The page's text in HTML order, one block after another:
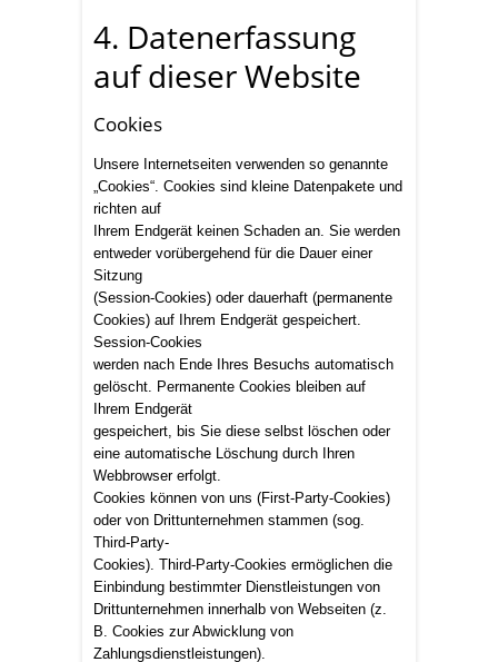
4. Datenerfassung
auf dieser Website
Cookies
Unsere Internetseiten verwenden so genannte
„Cookies“. Cookies sind kleine Datenpakete und
richten auf
Ihrem Endgerät keinen Schaden an. Sie werden
entweder vorübergehend für die Dauer einer
Sitzung
(Session-Cookies) oder dauerhaft (permanente
Cookies) auf Ihrem Endgerät gespeichert.
Session-Cookies
werden nach Ende Ihres Besuchs automatisch
gelöscht. Permanente Cookies bleiben auf
Ihrem Endgerät
gespeichert, bis Sie diese selbst löschen oder
eine automatische Löschung durch Ihren
Webbrowser erfolgt.
Cookies können von uns (First-Party-Cookies)
oder von Drittunternehmen stammen (sog.
Third-Party-
Cookies). Third-Party-Cookies ermöglichen die
Einbindung bestimmter Dienstleistungen von
Drittunternehmen innerhalb von Webseiten (z.
B. Cookies zur Abwicklung von
Zahlungsdienstleistungen).